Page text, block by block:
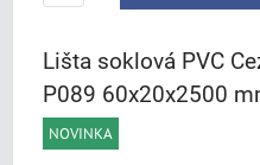
Lišta soklová PVC
P089 60x20x2500
NOVINKA